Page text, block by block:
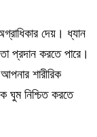
দেয়। ধ্যান
প্রদান করতে পারে।
শারীরিক
ঘুম নিশ্চিত করতে